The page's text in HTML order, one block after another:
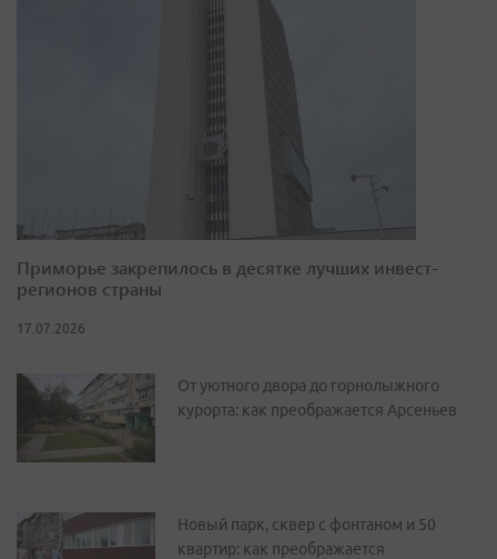
Приморье закрепилось в десятке лучших инвест-
регионов страны
17.07.2026
От уютного двора до горнолыжного
курорта: как преображается Арсеньев
Новый парк, сквер с фонтаном и 50
квартир: как преображается